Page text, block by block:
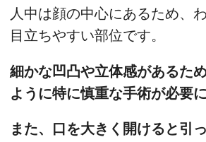
人中は顔の中心にあるため、
目立ちやすい部位です。
細かな凹凸や立体感があるた
ように特に慎重な手術が必要
また、口を大きく開けると引